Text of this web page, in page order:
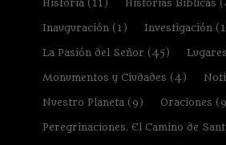
Historia(11) Historias Bíblicas
Inauguración(1) Investigación
La Pasión del Señor (45)
Monumentos y Ciudades (4)
Nuestro Planeta(9) Oraciones
Peregrinaciones. El Camino de